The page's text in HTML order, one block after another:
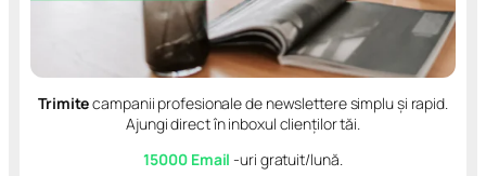
Trimitecampanii profesionale de newslettere simplu și rapid.
Ajungi direct în inboxul clienților tăi.
15000 Email-uri gratuit/lună.